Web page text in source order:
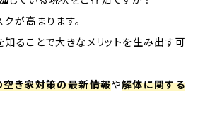
が高まります。
ることで大きなメリットを生み出す可
空き家対策の最新情報や解体に関する